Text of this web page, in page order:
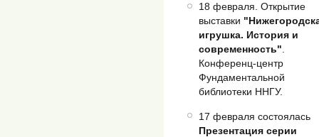
18 февраля. Открытие
выставки
игрушка. История и
современность".
Конференц-центр
Фундаментальной
библиотеки ННГУ.
17 февраля состоялась
Презентация серии